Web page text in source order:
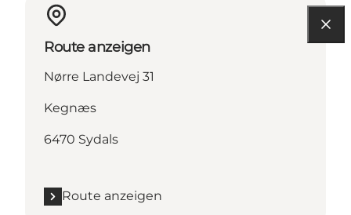
Route anzeigen
Nørre Landevej 31
Kegnæs
6470 Sydals
Route anzeigen